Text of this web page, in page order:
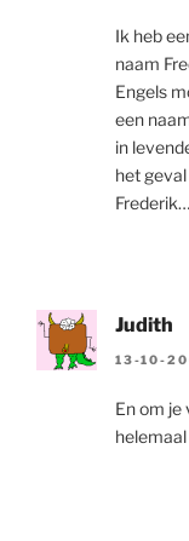
Ik heb
naam
Engels
een
in
het
Frederik…
Judith
13-10-
En om je